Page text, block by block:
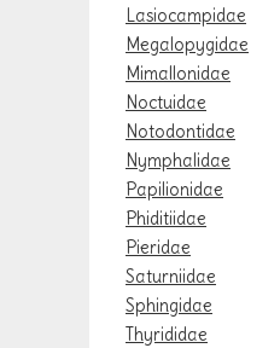
Lasiocampidae
Megalopygidae
Mimallonidae
Noctuidae
Notodontidae
Nymphalidae
Papilionidae
Phiditiidae
Pieridae
Saturniidae
Sphingidae
Thyrididae